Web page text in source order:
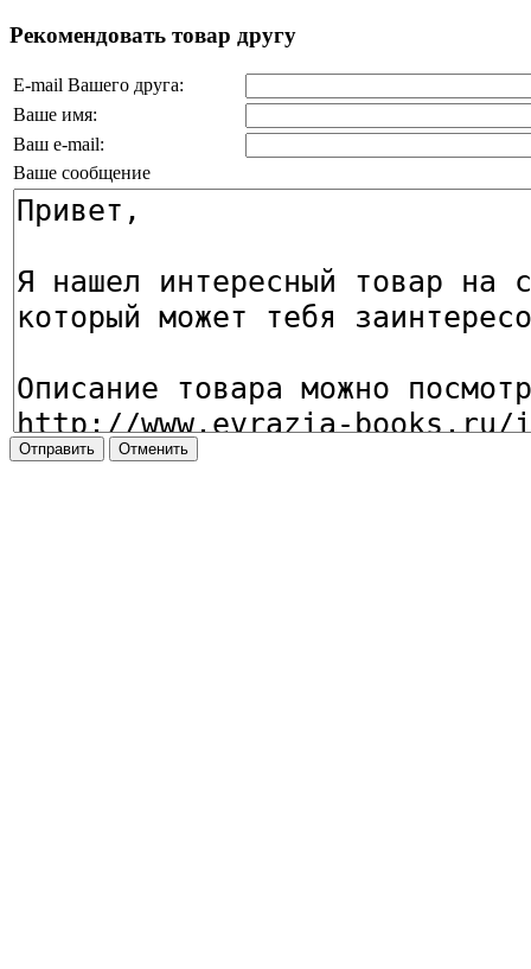
Рекомендовать товар другу
E-mail Вашего друга:
Ваше имя:
Ваш e-mail:
Ваше сообщение